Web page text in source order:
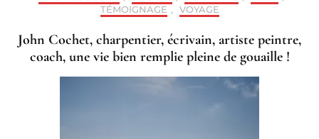
TÉMOIGNAGE , VOYAGE
John Cochet, charpentier, écrivain, artiste peintre,
coach, une vie bien remplie pleine de gouaille !